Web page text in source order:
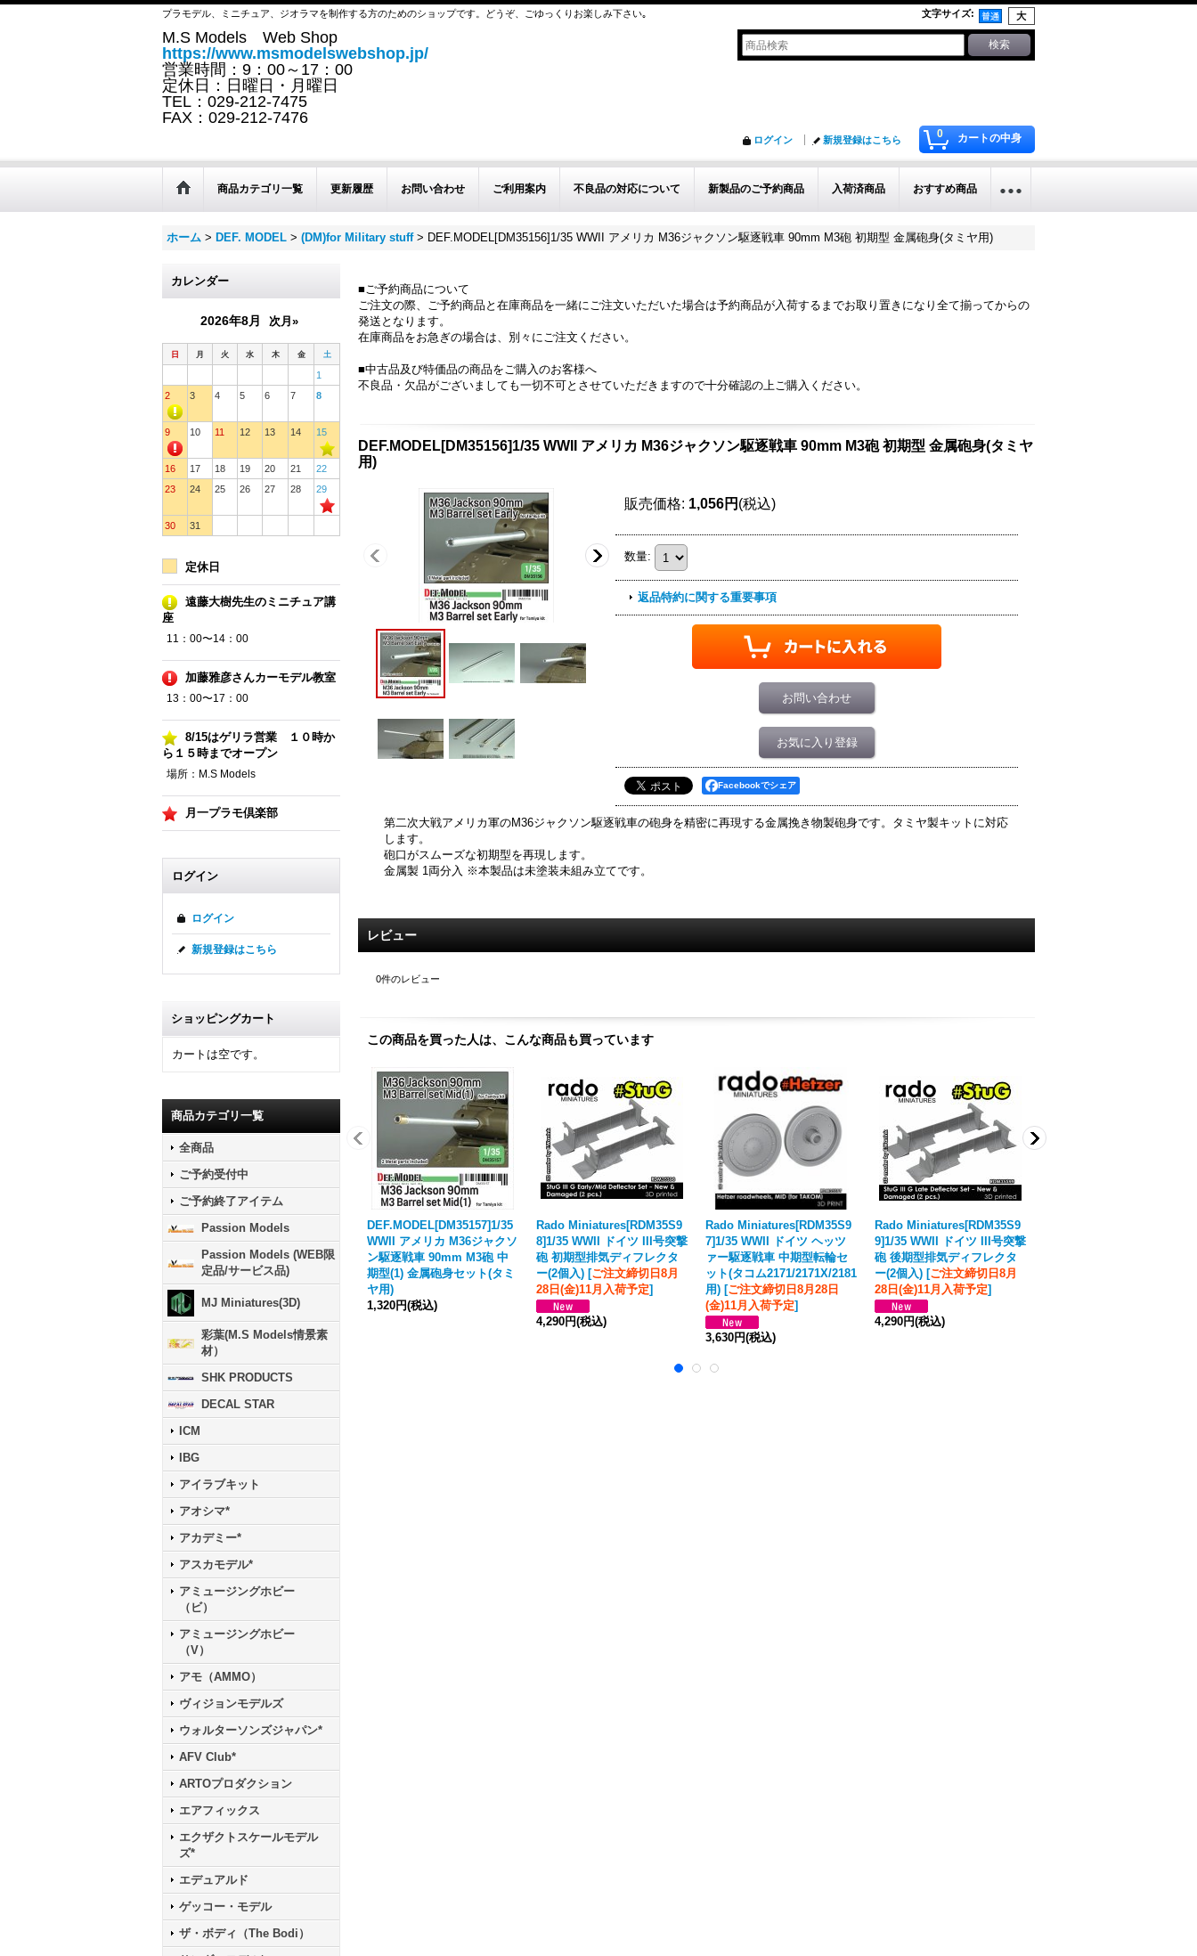
プラモデル、ミニチュア、ジオラマを制作する方のためのショップです。どうぞ、ごゆっくりお楽しみ下さい｡ 文字サイズ:
M.S Models Web Shop
https://www.msmodelswebshop.jp/
営業時間：9：00～17：00
定休日：日曜日・月曜日
TEL：029-212-7475
FAX：029-212-7476
0 カートの中身
ログイン 新規登録はこちら
商品カテゴリ一覧 更新履歴 お問い合わせ ご利用案内 不良品の対応について 新製品のご予約商品 入荷済商品 おすすめ商品
ホーム > DEF. MODEL > (DM)for Military stuff > DEF.MODEL[DM35156]1/35 WWII アメリカ M36ジャクソン駆逐戦車 90mm M3砲 初期型 金属砲身(タミヤ用)
カレンダー
2026年8月 次月»
日 月 火 水 木 金 土
1
2
3 4 5 6 7 8
9 10 11 12 13 14 15
16 17 18 19 20 21
22
23
24 25 26 27 28 29
30 31
定休日
遠藤大樹先生のミニチュア講
座
11：00〜14：00
加藤雅彦さんカーモデル教室
13：00〜17：00
8/15はゲリラ営業 １０時か
ら１５時までオープン
場所：M.S Models
月一プラモ倶楽部
ログイン
ログイン
新規登録はこちら
ショッピングカート
カートは空です。
商品カテゴリ一覧
全商品
ご予約受付中
ご予約終了アイテム
Passion Models
Passion Models (WEB限
定品/サービス品)
MJ Miniatures(3D)
彩葉(M.S Models情景素
材）
SHK PRODUCTS
DECAL STAR
ICM
IBG
アイラブキット
アオシマ*
アカデミー*
アスカモデル*
アミュージングホビー
（ビ）
アミュージングホビー
（V）
アモ（AMMO）
ヴィジョンモデルズ
ウォルターソンズジャパン*
AFV Club*
ARTOプロダクション
エアフィックス
エクザクトスケールモデル
ズ*
エデュアルド
ゲッコー・モデル
ザ・ボディ（The Bodi）
■ご予約商品について
ご注文の際、ご予約商品と在庫商品を一緒にご注文いただいた場合は予約商品が入荷するまでお取り置きになり全て揃ってからの
発送となります。
在庫商品をお急ぎの場合は、別々にご注文ください。
■中古品及び特価品の商品をご購入のお客様へ
不良品・欠品がございましても一切不可とさせていただきますので十分確認の上ご購入ください。
DEF.MODEL[DM35156]1/35 WWII アメリカ M36ジャクソン駆逐戦車 90mm M3砲 初期型 金属砲身(タミヤ
用)
販売価格: 1,056円 (税込)
数量:
返品特約に関する重要事項
お問い合わせ
お気に入り登録
Facebookでシェア
第二次大戦アメリカ軍のM36ジャクソン駆逐戦車の砲身を精密に再現する金属挽き物製砲身です。タミヤ製キットに対応
します。
砲口がスムーズな初期型を再現します。
金属製 1両分入 ※本製品は未塗装未組み立てです。
レビュー
0件のレビュー
この商品を買った人は、こんな商品も買っています
DEF.MODEL[DM35157]1/35
WWII アメリカ M36ジャクソ
ン駆逐戦車 90mm M3砲 中
期型(1) 金属砲身セット(タミ
ヤ用)
1,320円(税込)
Rado Miniatures[RDM35S9
8]1/35 WWII ドイツ III号突撃
砲 初期型排気ディフレクタ
ー(2個入) [ご注文締切日8月
28日(金)11月入荷予定]
4,290円(税込)
Rado Miniatures[RDM35S9
7]1/35 WWII ドイツ ヘッツ
ァー駆逐戦車 中期型転輪セ
ット(タコム2171/2171X/2181
用) [ご注文締切日8月28日
(金)11月入荷予定]
3,630円(税込)
Rado Miniatures[RDM35S9
9]1/35 WWII ドイツ III号突撃
砲 後期型排気ディフレクタ
ー(2個入) [ご注文締切日8月
28日(金)11月入荷予定]
4,290円(税込)